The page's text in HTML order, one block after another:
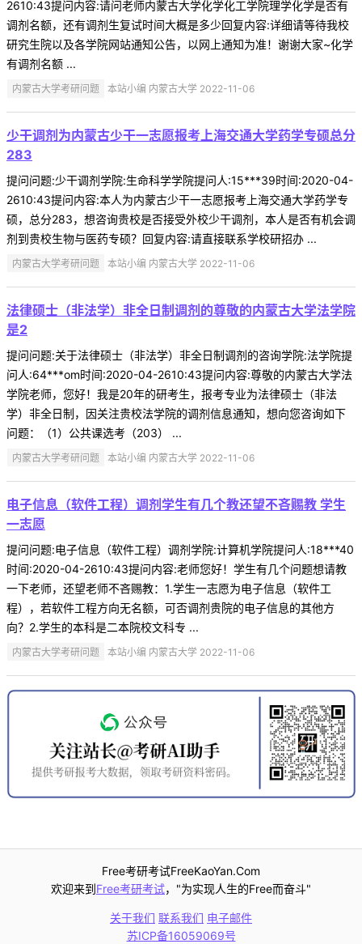
2610:43提问内容:请问老师内蒙古大学化学化工学院理学化学是否有
调剂名额，还有调剂生复试时间大概是多少回复内容:详细请等待我校
研究生院以及各学院网站通知公告，以网上通知为准！谢谢大家~化学
有调剂名额 ...
内蒙古大学考研问题 本站小编 内蒙古大学 2022-11-06
少干调剂为内蒙古少干一志愿报考上海交通大学药学专硕总分
283
提问问题:少干调剂学院:生命科学学院提问人:15***39时间:2020-04-
2610:43提问内容:本人为内蒙古少干一志愿报考上海交通大学药学专
硕，总分283，想咨询贵校是否接受外校少干调剂，本人是否有机会调
剂到贵校生物与医药专硕？回复内容:请直接联系学校研招办 ...
内蒙古大学考研问题 本站小编 内蒙古大学 2022-11-06
法律硕士（非法学）非全日制调剂的尊敬的内蒙古大学法学院
是2
提问问题:关于法律硕士（非法学）非全日制调剂的咨询学院:法学院提
问人:64***om时间:2020-04-2610:43提问内容:尊敬的内蒙古大学法
学院老师，您好！我是20年的研考生，报考专业为法律硕士（非法
学）非全日制，因关注贵校法学院的调剂信息通知，想向您咨询如下
问题：（1）公共课选考（203） ...
内蒙古大学考研问题 本站小编 内蒙古大学 2022-11-06
电子信息（软件工程）调剂学生有几个教还望不吝赐教 学生
一志愿
提问问题:电子信息（软件工程）调剂学院:计算机学院提问人:18***40
时间:2020-04-2610:43提问内容:老师您好！学生有几个问题想请教
一下老师，还望老师不吝赐教：1.学生一志愿为电子信息（软件工
程），若软件工程方向无名额，可否调剂贵院的电子信息的其他方
向？2.学生的本科是二本院校文科专 ...
内蒙古大学考研问题 本站小编 内蒙古大学 2022-11-06
Free考研考试FreeKaoYan.Com
欢迎来到Free考研考试，"为实现人生的Free而奋斗"
关于我们 联系我们 电子邮件
苏ICP备16059069号